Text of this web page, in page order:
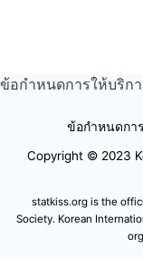
ข้อกำหนดการให้บริก
ข้อกำหนดกา
Copyright © 2023
statkiss.org is the
Society. Korean